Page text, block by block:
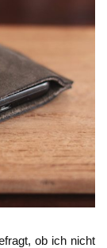
ob ich nicht